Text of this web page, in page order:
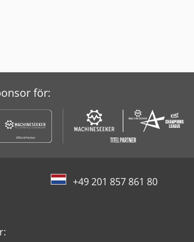
för:
+49 201 857 861 80